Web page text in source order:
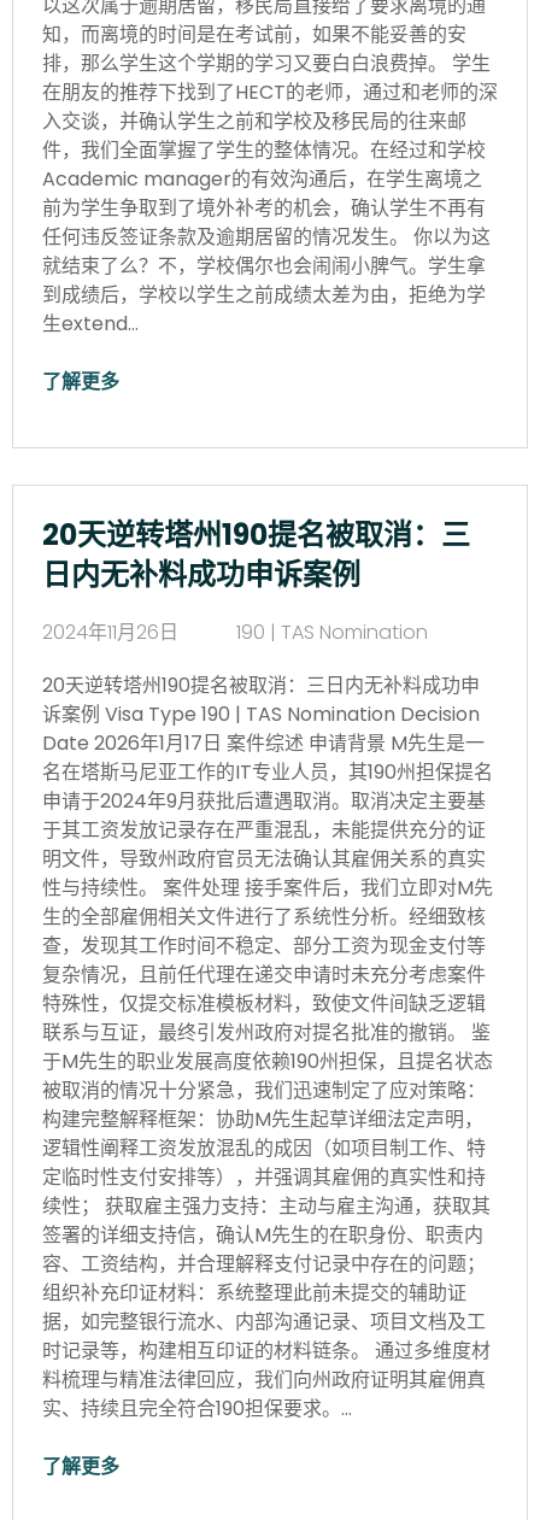
知，而离境的时间是在考试前，如果不能妥善的安
排，那么学生这个学期的学习又要白白浪费掉。 学生
在朋友的推荐下找到了HECT的老师，通过和老师的深
入交谈，并确认学生之前和学校及移民局的往来邮
件，我们全面掌握了学生的整体情况。在经过和学校
Academic manager的有效沟通后，在学生离境之
前为学生争取到了境外补考的机会，确认学生不再有
任何违反签证条款及逾期居留的情况发生。 你以为这
就结束了么？不，学校偶尔也会闹闹小脾气。学生拿
到成绩后，学校以学生之前成绩太差为由，拒绝为学
生extend…
了解更多
20天逆转塔州190提名被取消：三
日内无补料成功申诉案例
2024年11月26日
190 | TAS Nomination
20天逆转塔州190提名被取消：三日内无补料成功申
诉案例 Visa Type 190 | TAS Nomination Decision
Date 2026年1月17日 案件综述 申请背景 M先生是一
名在塔斯马尼亚工作的IT专业人员，其190州担保提名
申请于2024年9月获批后遭遇取消。取消决定主要基
于其工资发放记录存在严重混乱，未能提供充分的证
明文件，导致州政府官员无法确认其雇佣关系的真实
性与持续性。 案件处理 接手案件后，我们立即对M先
生的全部雇佣相关文件进行了系统性分析。经细致核
查，发现其工作时间不稳定、部分工资为现金支付等
复杂情况，且前任代理在递交申请时未充分考虑案件
特殊性，仅提交标准模板材料，致使文件间缺乏逻辑
联系与互证，最终引发州政府对提名批准的撤销。 鉴
于M先生的职业发展高度依赖190州担保，且提名状态
被取消的情况十分紧急，我们迅速制定了应对策略：
构建完整解释框架：协助M先生起草详细法定声明，
逻辑性阐释工资发放混乱的成因（如项目制工作、特
定临时性支付安排等），并强调其雇佣的真实性和持
续性； 获取雇主强力支持：主动与雇主沟通，获取其
签署的详细支持信，确认M先生的在职身份、职责内
容、工资结构，并合理解释支付记录中存在的问题；
组织补充印证材料：系统整理此前未提交的辅助证
据，如完整银行流水、内部沟通记录、项目文档及工
时记录等，构建相互印证的材料链条。 通过多维度材
料梳理与精准法律回应，我们向州政府证明其雇佣真
实、持续且完全符合190担保要求。…
了解更多